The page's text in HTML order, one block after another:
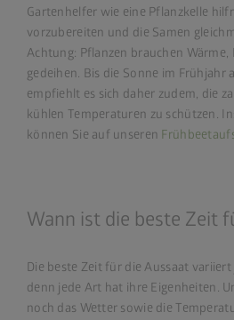
Gartenhelfer wie eine Pflanzkelle
vorzubereiten und die Samen
Achtung: Pflanzen brauchen Wärme,
gedeihen. Bis die Sonne im Frühjahr
empfiehlt es sich daher zudem, die
kühlen Temperaturen zu schützen.
können Sie auf unseren
Wann ist die beste Zeit
Die beste Zeit für die Aussaat
denn jede Art hat ihre Eigenheiten.
noch das Wetter sowie die